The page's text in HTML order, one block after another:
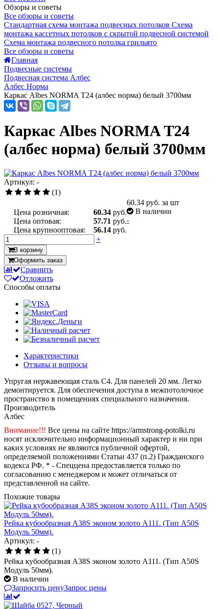
Обзоры и советы
Все обзоры и советы
Стандартная схема монтажа подвесных потолков Схема
монтажа кассетных потолков с скрытой подвесной системой
Схема монтажа подвесного потолка грильято
Все обзоры и советы
Главная
Подвесные системы
Подвесная система Албес
Албес Норма
Каркас Albes NORMA Т24 (албес норма) белый 3700мм
Каркас Albes NORMA Т24
(албес норма) белый 3700мм
Артикул: -
(1)
Цена розничная: 60.34 руб.
Цена оптовая:
57.71 руб.
Цена крупнооптовая:
56.14 руб.
60.34 руб. за шт
В наличии
-
+
В корзину
Оформить заказ
Сравнить
Отложить
Способы оплаты
Характеристики
Отзывы и вопросы
Упругая нержавеющая сталь С4. Для панелей 20 мм. Легко
демонтируется. Для обеспечения доступа в межпотолочное
пространство в помещениях специального назначения.
Производитель
Албес
Внимание!!! Все цены на сайте https://armstrong-potolki.ru
носят исключительно информационный характер и ни при
каких условиях не являются публичной офертой,
определяемой положениями Статьи 437 (п.2) Гражданского
кодекса РФ. * - Спеццена предоставляется только по
согласованию с менеджером и может отличаться от
представленной на сайте.
Похожие товары
Рейка кубообразная A38S эконом золото А111. (Тип A50S
Модуль 50мм).
Артикул: -
(1)
Рейка кубообразная A38S эконом золото А111. (Тип A50S
Модуль 50мм).
В наличии
Запросить ценуЗапрос цены